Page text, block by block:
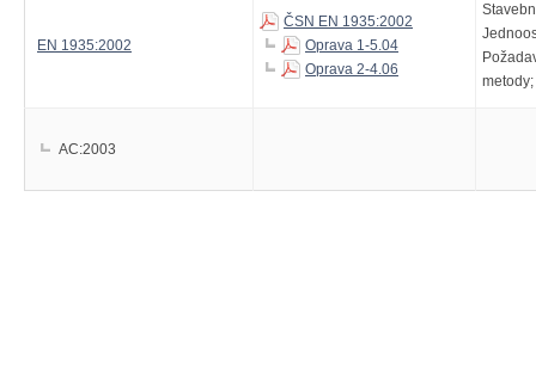
EN 1935:2002
ČSN EN 1935:2002
Oprava 1-5.04
Oprava 2-4.06
metody;
AC:2003